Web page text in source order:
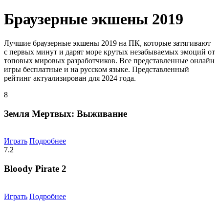
Браузерные экшены 2019
Лучшие браузерные экшены 2019 на ПК, которые затягивают
с первых минут и дарят море крутых незабываемых эмоций от
топовых мировых разработчиков. Все представленные онлайн
игры бесплатные и на русском языке. Представленный
рейтинг актуализирован для 2024 года.
8
Земля Мертвых: Выживание
Играть Подробнее
7.2
Bloody Pirate 2
Играть Подробнее